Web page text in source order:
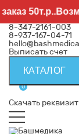
8-347-2161-003
8-937-167-04-71
Выписать счет
КАТАЛОГ
0
Скачать